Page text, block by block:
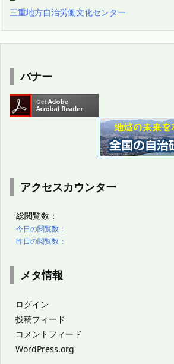
三重地方自治労働文化センター
バナー
アクセスカウンター
メタ情報
ログイン
投稿フィード
コメントフィード
WordPress.org